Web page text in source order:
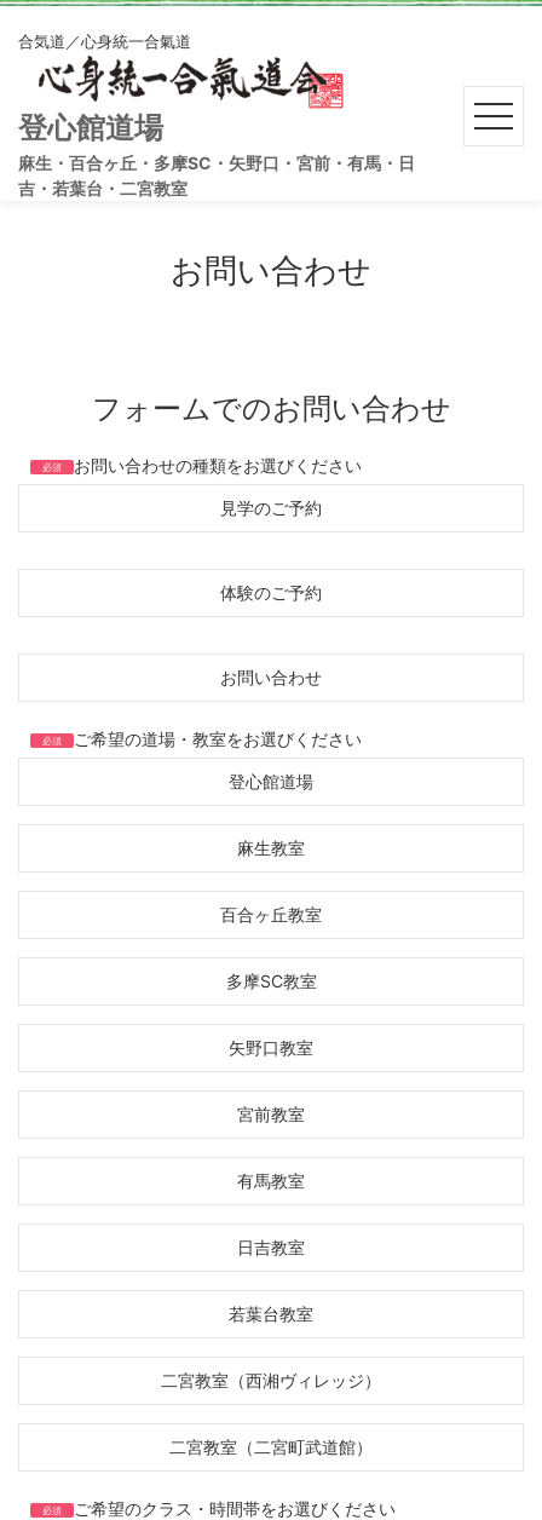
合気道／心身統一合氣道
登心館道場
麻生・百合ヶ丘・多摩SC・矢野口・宮前・有馬・日
吉・若葉台・二宮教室
お問い合わせ
フォームでのお問い合わせ
必須 お問い合わせの種類をお選びください
見学のご予約
体験のご予約
お問い合わせ
必須 ご希望の道場・教室をお選びください
登心館道場
麻生教室
百合ヶ丘教室
多摩SC教室
矢野口教室
宮前教室
有馬教室
日吉教室
若葉台教室
二宮教室（西湘ヴィレッジ）
二宮教室（二宮町武道館）
必須 ご希望のクラス・時間帯をお選びください